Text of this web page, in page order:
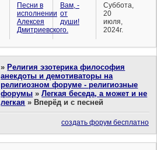
Песни в
исполнении
Алексея
Дмитриевского.
Вам, -
от
души!
Суббота,
20
июля,
2024г.
» Религия эзотерика философия
анекдоты и демотиваторы на
религиозном форуме - религиозные
форумы »Легкая беседа, а может и не
легкая » Вперёд и с песней
создать форум бесплатно